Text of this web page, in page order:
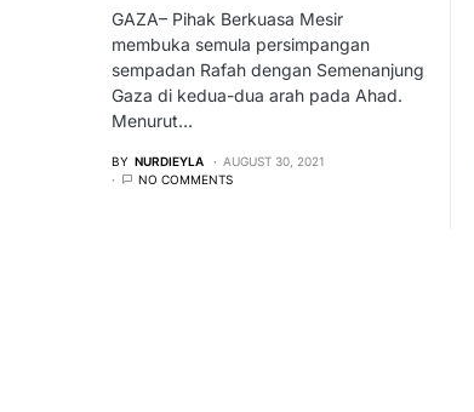
GAZA– Pihak Berkuasa Mesir
membuka semula persimpangan
sempadan Rafah dengan Semenanjung
Gaza di kedua-dua arah pada Ahad.
Menurut…
BY NURDIEYLA
AUGUST 30, 2021
NO COMMENTS